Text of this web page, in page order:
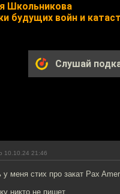
Школьникова
будущих войн и
Слушай
10.10.24 21:46
меня стих про закат Pax
никто не пишет